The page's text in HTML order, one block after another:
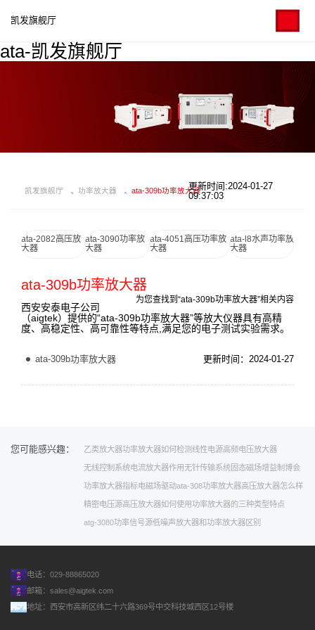
ata-凯发旗舰厅
凯发旗舰厅
凯发旗舰厅 功率放大器 ata-309b功率放大器更新时间:2024-01-27
09:37:03
ata-2082高压放
大器
ata-3090功率放
大器
ata-4051高压功率放
大器
ata-l8水声功率放
大器
ata-309b功率放大器
为您查找到“ata-309b功率放大器”相关内容
西安安泰电子公司
（aigtek）提供的“ata-309b功率放大器”等放大仪器具有高精
度、高稳定性、高可靠性等特点,满足您的电子测试实验需求。
ata-309b功率放大器 更新时间：2024-01-27
您可能感兴趣： 乙类放大器功率放大器如何检测线性电源高频电压放大器
无线控制系统电流放大器作用无针传输系统 固态磁场增益制博会
功率放大器指标电磁场驱动ata-308功率放大器高压放大器怎么样
精密电压源高压放大器如何使用功率放大器的三种类型特点
atg-3080功率信号源低噪声放大器和功率放大器区别
电话：029-88865020
邮箱： sales@aigtek.com
地址：西安市高新区纬二十六路369号中交科技城西区12号楼